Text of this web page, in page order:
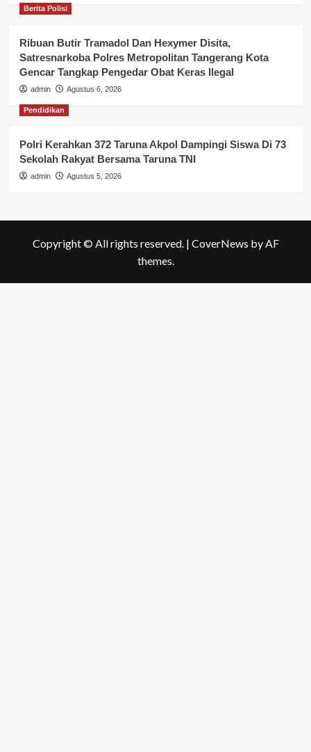
Berita Polisi
Ribuan Butir Tramadol Dan Hexymer Disita,
Satresnarkoba Polres Metropolitan Tangerang Kota
Gencar Tangkap Pengedar Obat Keras Ilegal
admin Agustus 6, 2026
Pendidikan
Polri Kerahkan 372 Taruna Akpol Dampingi Siswa Di 73
Sekolah Rakyat Bersama Taruna TNI
admin Agustus 5, 2026
Copyright © All rights reserved. | CoverNews by AF
themes.